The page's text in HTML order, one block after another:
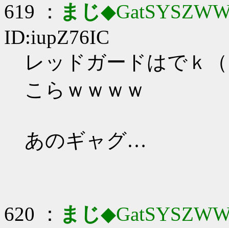
619 ： まじ
ID:iupZ76IC
レッドガードはでｋ
こらｗｗｗｗ
あのギャグ…
620 ： まじ